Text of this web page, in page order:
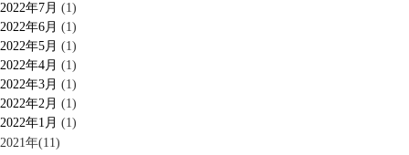
2022年7月 (1)
2022年6月 (1)
2022年5月 (1)
2022年4月 (1)
2022年3月 (1)
2022年2月 (1)
2022年1月 (1)
2021年(11)